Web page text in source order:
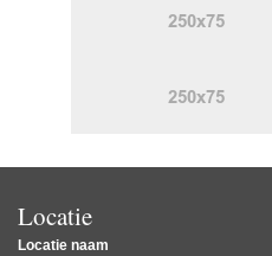
Locatie
Locatie naam